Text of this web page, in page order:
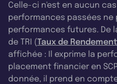
Celle-ci n'est en aucun
performances passées ne
performances futures. De
de TRI (Taux de
affichée : Il exprime la
placement financier en
donnée, il prend en